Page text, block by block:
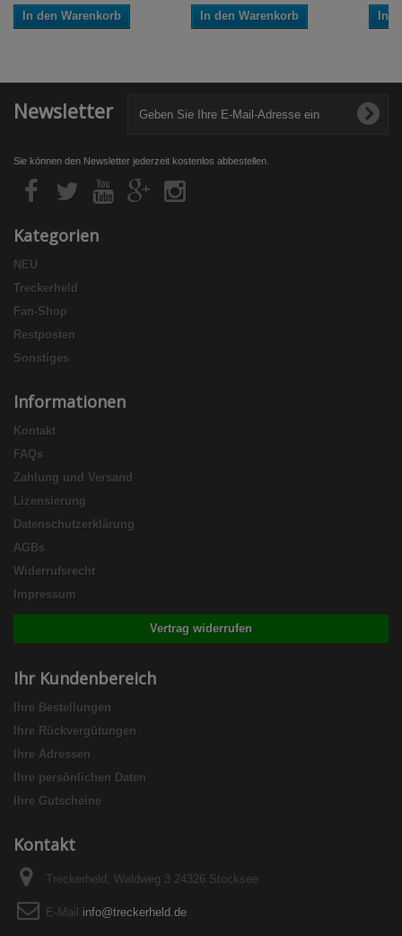
In den Warenkorb In den Warenkorb In
Newsletter
Sie können den Newsletter jederzeit kostenlos abbestellen.
Kategorien
NEU
Treckerheld
Fan-Shop
Restposten
Sonstiges
Informationen
Kontakt
FAQs
Zahlung und Versand
Lizensierung
Datenschutzerklärung
AGBs
Widerrufsrecht
Impressum
Vertrag widerrufen
Ihr Kundenbereich
Ihre Bestellungen
Ihre Rückvergütungen
Ihre Adressen
Ihre persönlichen Daten
Ihre Gutscheine
Kontakt
Treckerheld, Waldweg 3 24326 Stocksee
E-Mail info@treckerheld.de